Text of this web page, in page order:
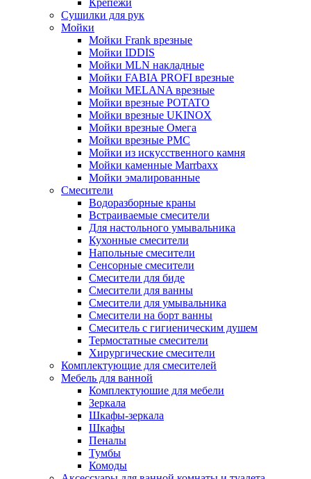
Сушилки для рук
Мойки
Мойки Frank врезные
Мойки IDDIS
Мойки MLN накладные
Мойки FABIA PROFI врезные
Мойки MELANA врезные
Мойки врезные POTATO
Мойки врезные UKINOX
Мойки врезные Омега
Мойки врезные РМС
Мойки из искусственного камня
Мойки каменные Marrbaxx
Мойки эмалированные
Смесители
Водоразборные краны
Встраиваемые смесители
Для настольного умывальника
Кухонные смесители
Напольные смесители
Сенсорные смесители
Смесители для биде
Смесители для ванны
Смесители для умывальника
Смесители на борт ванны
Смеситель с гигиеническим душем
Термостатные смесители
Хирургические смесители
Комплектующие для смесителей
Мебель для ванной
Комплектуюшие для мебели
Зеркала
Шкафы-зеркала
Шкафы
Пеналы
Тумбы
Комоды